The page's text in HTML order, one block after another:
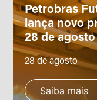
Petrobras
lança novo
28 de agosto
28 de agosto
Saiba mais